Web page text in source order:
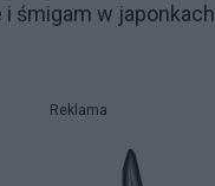
śmigam w
Reklama